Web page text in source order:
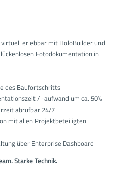
virtuell erlebbar mit HoloBuilderund
Fotodokumentation in
des Baufortschritts
/ -aufwand um ca. 50%
abrufbar 24/7
mit allen Projektbeteiligten
über Enterprise Dashboard
Starke Technik.